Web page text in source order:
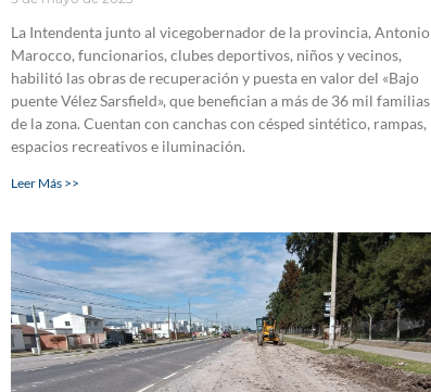
La Intendenta junto al vicegobernador de la provincia, Antonio
Marocco, funcionarios, clubes deportivos, niños y vecinos,
habilitó las obras de recuperación y puesta en valor del «Bajo
puente Vélez Sarsfield», que benefician a más de 36 mil familias
de la zona. Cuentan con canchas con césped sintético, rampas,
espacios recreativos e iluminación.
Leer Más >>